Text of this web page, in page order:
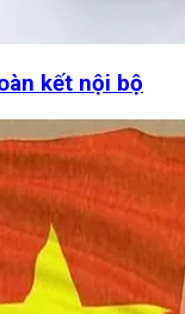
kết nội bộ